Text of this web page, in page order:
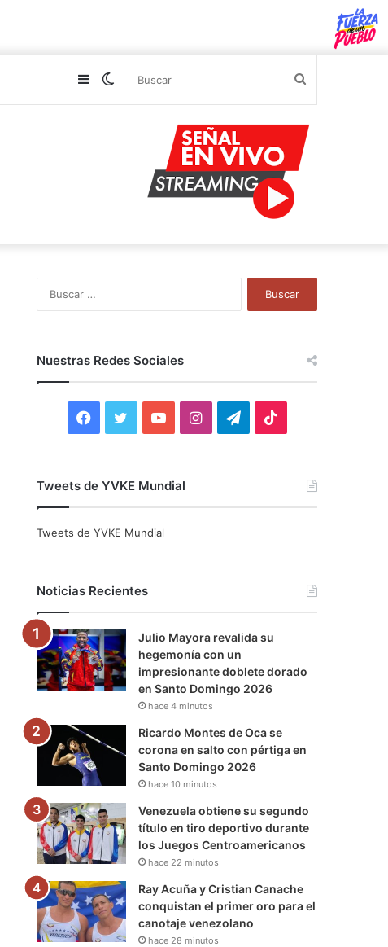
Switch
Sidebar
Nuestras Redes Sociales
F
c
o
k
i
r
Y
u
e
I
r
a
m
T
a
m
Tweets de YVKE Mundial
Tweets de YVKE Mundial
Noticias Recientes
Julio Mayora revalida su
hegemonía con un
impresionante doblete dorado
en Santo Domingo 2026
hace 4 minutos
Ricardo Montes de Oca se
corona en salto con pértiga en
Santo Domingo 2026
hace 10 minutos
Venezuela obtiene su segundo
título en tiro deportivo durante
los Juegos Centroamericanos
hace 22 minutos
Ray Acuña y Cristian Canache
conquistan el primer oro para el
canotaje venezolano
hace 28 minutos